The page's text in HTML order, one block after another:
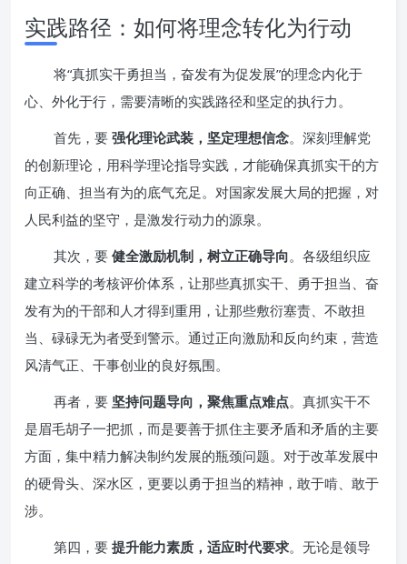
实践路径：如何将理念转化为行动
将“真抓实干勇担当，奋发有为促发展”的理念内化于
心、外化于行，需要清晰的实践路径和坚定的执行力。
首先，要 强化理论武装，坚定理想信念。深刻理解党
的创新理论，用科学理论指导实践，才能确保真抓实干的方
向正确、担当有为的底气充足。对国家发展大局的把握，对
人民利益的坚守，是激发行动力的源泉。
其次，要 健全激励机制，树立正确导向。各级组织应
建立科学的考核评价体系，让那些真抓实干、勇于担当、奋
发有为的干部和人才得到重用，让那些敷衍塞责、不敢担
当、碌碌无为者受到警示。通过正向激励和反向约束，营造
风清气正、干事创业的良好氛围。
再者，要 坚持问题导向，聚焦重点难点。真抓实干不
是眉毛胡子一把抓，而是要善于抓住主要矛盾和矛盾的主要
方面，集中精力解决制约发展的瓶颈问题。对于改革发展中
的硬骨头、深水区，更要以勇于担当的精神，敢于啃、敢于
涉。
第四，要 提升能力素质，适应时代要求。无论是领导